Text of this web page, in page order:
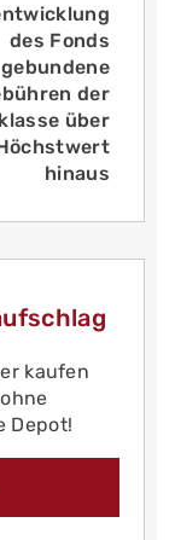
des Fonds
gebundene
der
über
hinaus
kaufen
Depot!